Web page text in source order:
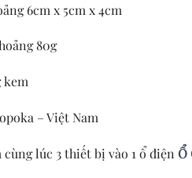
6cm x 5cm x 4cm
80g
kem
– Việt Nam
cùng lúc 3 thiết bị vào 1 ổ điệnỔ